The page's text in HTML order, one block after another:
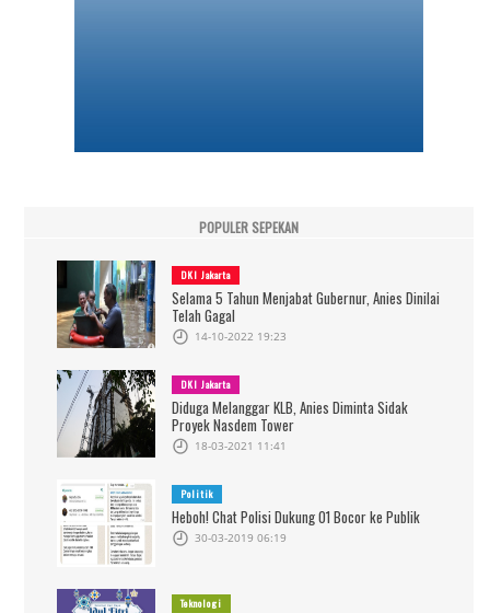
POPULER SEPEKAN
DKI Jakarta
Selama 5 Tahun Menjabat Gubernur, Anies Dinilai
Telah Gagal
14-10-2022 19:23
DKI Jakarta
Diduga Melanggar KLB, Anies Diminta Sidak
Proyek Nasdem Tower
18-03-2021 11:41
Politik
Heboh! Chat Polisi Dukung 01 Bocor ke Publik
30-03-2019 06:19
Teknologi